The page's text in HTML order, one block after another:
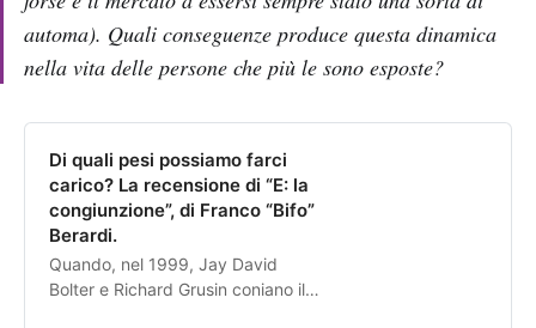
automa). Quali conseguenze produce questa dinamica
nella vita delle persone che più le sono esposte?
Di quali pesi possiamo farci
carico? La recensione di “E: la
congiunzione”, di Franco “Bifo”
Berardi.
Quando, nel 1999, Jay David
Bolter e Richard Grusin coniano il